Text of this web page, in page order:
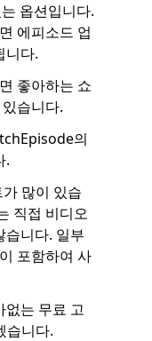
옵션입니다.
에피소드 업
니다.
좋아하는 쇼
습니다.
의
.
많이 있습
직접 비디오
습니다. 일부
포함하여 사
없는 무료 고
습니다.